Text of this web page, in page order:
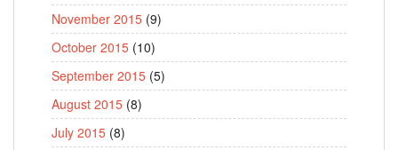
November 2015 (9)
October 2015 (10)
September 2015 (5)
August 2015 (8)
July 2015 (8)